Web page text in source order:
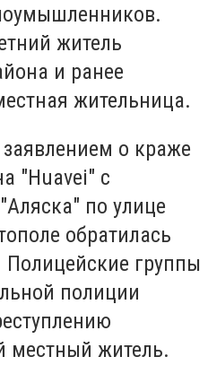
житель
и ранее
жительница.
о краже
"Huavei" с
по улице
обратилась
группы
полиции
местный житель.